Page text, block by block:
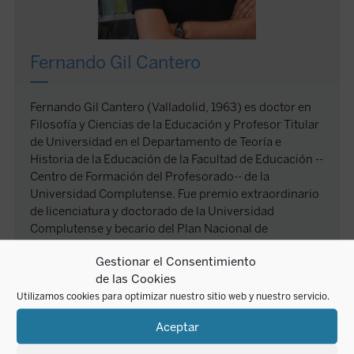
Gestionar el Consentimiento
de las Cookies
Utilizamos cookies para optimizar nuestro sitio web y nuestro servicio.
Aceptar
Fernando Gil Cantero
Fernando Gil Cantero (Valladolid, 1963) es doctor en
Filosofía y Ciencias de la Educación y Profesor Titular
de Universidad en el Departamento de Teoría e
Historia de la Educación de la Facultad de Educación --
Centro de Formación del Profesorado-- de la
Universidad Complutense. Fue premio extraordinario
de licenciatura y doctorado de la Universidad
Complutense y becario del Plan Nacional de
Es Codirector del Grupo de Investigación
Interuniversitario de la Universidad Complutense
Antropología y Filosofía de la Educación(GIAFE) y
Avanzados en Pedagogía de la Facultad de Educación.